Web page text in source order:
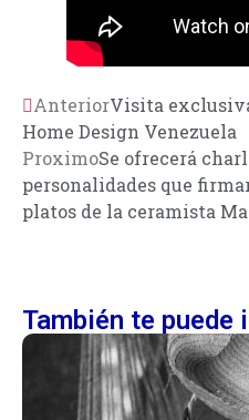
AnteriorVisita
Home Design Venezuela
ProximoSe ofrecerá
personalidades que
platos de la ceramista
También te puede